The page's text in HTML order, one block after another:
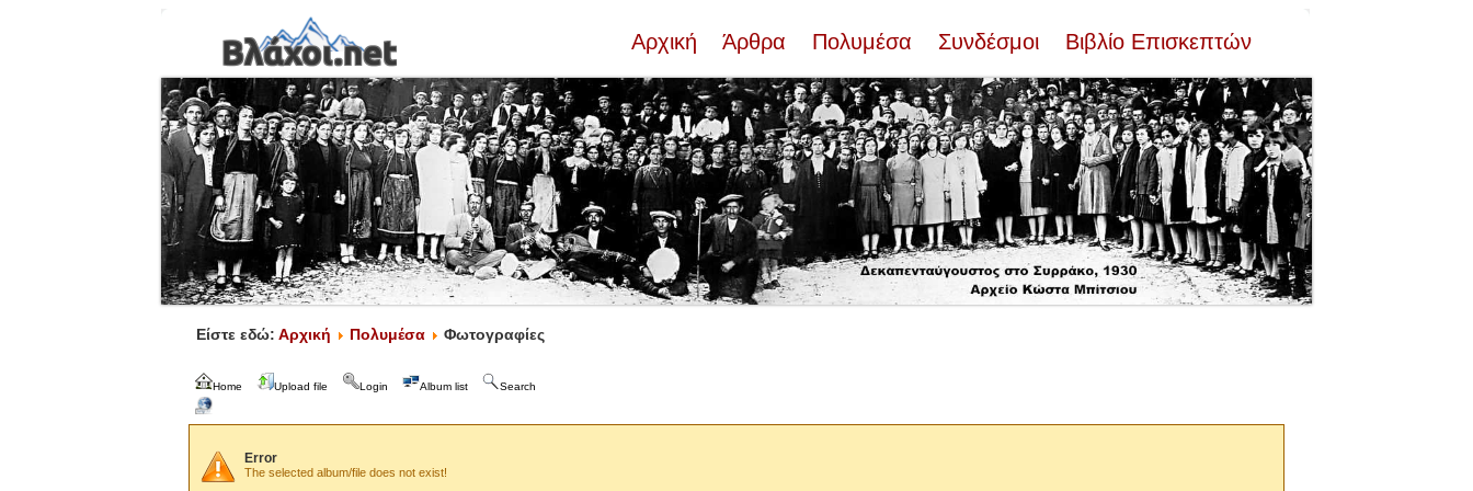
Αρχική Άρθρα Πολυμέσα Συνδέσμοι Βιβλίο Επισκεπτών
Είστε εδώ: Αρχική Πολυμέσα Φωτογραφίες
Home Upload file Login Album list Search
Error
The selected album/file does not exist!